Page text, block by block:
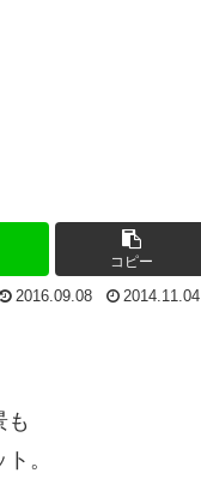
コピー
2016.09.08 2014.11.04
も
。